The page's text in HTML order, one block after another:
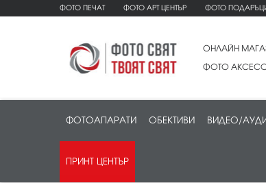
ФОТО ПЕЧАТ ФОТО АРТ ЦЕНТЪР ФОТО
ОНЛАЙН
ФОТО
ФОТОАПАРАТИ ОБЕКТИВИ ВИДЕО/
ПРИНТ ЦЕНТЪР